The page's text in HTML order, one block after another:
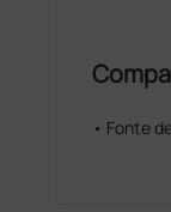
• Fonte